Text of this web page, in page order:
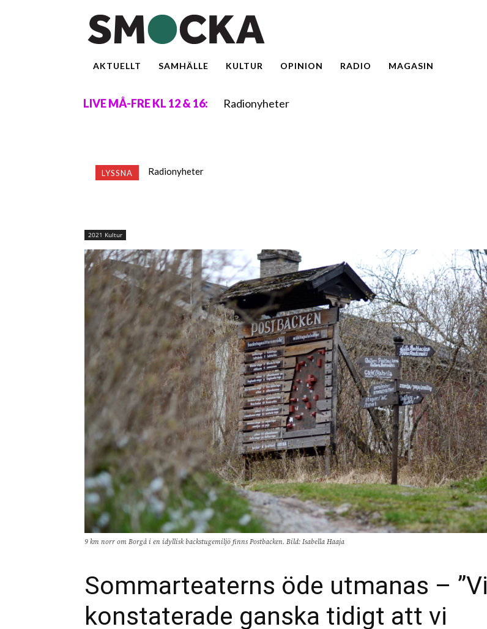
AKTUELLT SAMHÄLLE KULTUR OPINION RADIO MAGASIN
LIVE MÅ-FRE KL 12 & 16: Radionyheter
LYSSNA Radionyheter
2021 Kultur
9 km norr om Borgå i en idyllisk backstugemiljö finns Postbacken. Bild: Isabella Haaja
Sommarteaterns öde utmanas – ”Vi
konstaterade ganska tidigt att vi